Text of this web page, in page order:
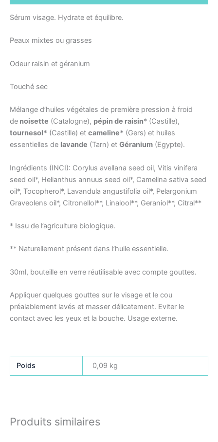
Sérum visage. Hydrate et équilibre.
Peaux mixtes ou grasses
Odeur raisin et géranium
Touché sec
Mélange d’huiles végétales de première pression à froid
de noisette (Catalogne), pépin de raisin* (Castille),
tournesol* (Castille) et cameline* (Gers) et huiles
essentielles de lavande (Tarn) et Géranium (Egypte).
Ingrédients (INCI): Corylus avellana seed oil, Vitis vinifera
seed oil*, Helianthus annuus seed oil*, Camelina sativa seed
oil*, Tocopherol*, Lavandula angustifolia oil*, Pelargonium
Graveolens oil*, Citronellol**, Linalool**, Geraniol**, Citral**
* Issu de l’agriculture biologique.
** Naturellement présent dans l’huile essentielle.
30ml, bouteille en verre réutilisable avec compte gouttes.
Appliquer quelques gouttes sur le visage et le cou
préalablement lavés et masser délicatement. Eviter le
contact avec les yeux et la bouche. Usage externe.
Poids 0,09 kg
Produits similaires